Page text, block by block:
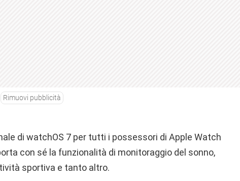
Rimuovi pubblicità
di watchOS 7 per tutti i possessori di Apple Watch
con sé la funzionalità di monitoraggio del sonno,
sportiva e tanto altro.